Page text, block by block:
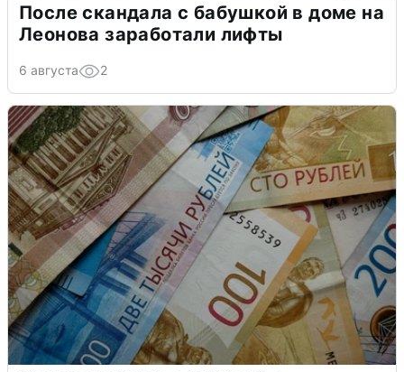
После скандала с бабушкой в доме на
Леонова заработали лифты
6 августа 2